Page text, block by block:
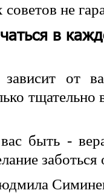
не
в
от
быть -
заботься